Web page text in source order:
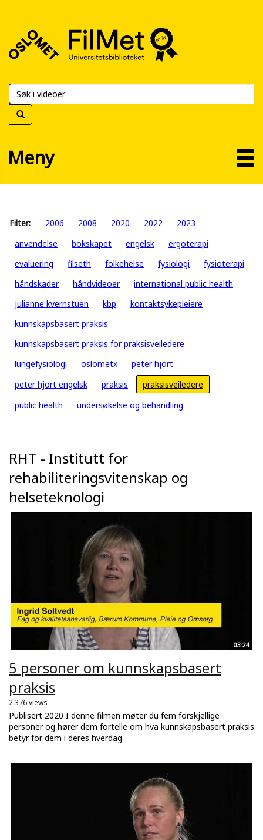
FilMet
Universitetsbiblioteket
Meny
Filter: 2006 2008 2020 2022
2023
anvendelse
bokskapet engelsk
ergoterapi
evaluering
filseth folkehelse fysiologi
fysioterapi
håndskader
håndvideoer
international public health
julianne kvernstuen
kbp
kontaktsykepleiere
kunnskapsbasert praksis
kunnskapsbasert praksis for praksisveiledere
lungefysiologi
oslometx
peter hjort
peter hjort engelsk
praksis
praksisveiledere
public health
undersøkelse og behandling
RHT - Institutt for
rehabiliteringsvitenskap og
helseteknologi
03:24
5 personer om kunnskapsbasert
praksis
2.376 views
Publisert 2020 I denne filmen møter du fem forskjellige
personer og hører dem fortelle om hva kunnskapsbasert praksis
betyr for dem i deres hverdag.